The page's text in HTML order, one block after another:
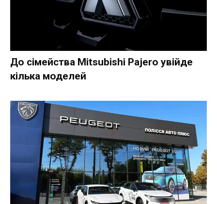
До сімейства Mitsubishi Pajero увійде
кілька моделей